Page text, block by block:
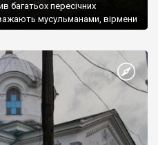
багатьох пересічних
мусульманами, вірмени